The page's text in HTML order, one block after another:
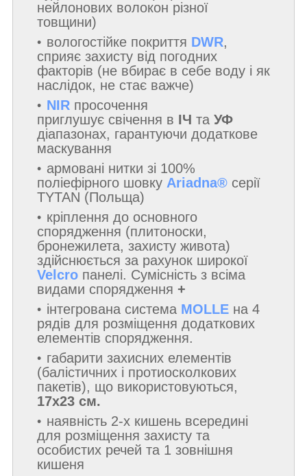
нейлонових волокон різної
товщини)
вологостійке покриття DWR,
сприяє захисту від погодних
факторів (не вбирає в себе воду і як
наслідок, не стає важче)
NIR просочення
приглушує свічення в ІЧ та УФ
діапазонах, гарантуючи додаткове
маскування
армовані нитки зі 100%
поліефірного шовку Ariadna® серії
TYTAN (Польща)
кріплення до основного
спорядження (плитоноски,
бронежилета, захисту живота)
здійснюється за рахунок широкої
Velcro панелі. Сумісність з всіма
видами спорядження +
інтегрована система MOLLE на 4
рядів для розміщення додаткових
елементів спорядження.
габарити захисних елементів
(балістичних і протиосколкових
пакетів), що використовуються,
17х23 см.
наявність 2-х кишень всередині
для розміщення захисту та
особистих речей та 1 зовнішня
кишеня